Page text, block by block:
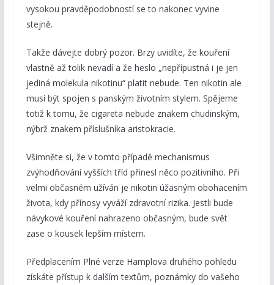
vysokou pravděpodobností se to nakonec vyvine
stejně.
Takže dávejte dobrý pozor. Brzy uvidíte, že kouření
vlastně až tolik nevadí a že heslo „nepřípustná i je jen
jediná molekula nikotinu“ platit nebude. Ten nikotin ale
musí být spojen s panským životním stylem. Spějeme
totiž k tomu, že cigareta nebude znakem chudinským,
nýbrž znakem příslušníka aristokracie.
Všimněte si, že v tomto případě mechanismus
zvýhodňování vyšších tříd přinesl něco pozitivního. Při
velmi občasném užíván je nikotin úžasným obohacením
života, kdy přínosy vyváží zdravotní rizika. Jestli bude
návykové kouření nahrazeno občasným, bude svět
zase o kousek lepším místem.
Předplacením Plné verze Hamplova druhého pohledu
získáte přístup k dalším textům, poznámky do vašeho